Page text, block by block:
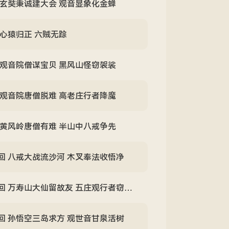
奘秉诚建大会 观音显象化金蝉
猿归正 六贼无踪
音院僧谋宝贝 黑风山怪窃袈裟
音院唐僧脱难 高老庄行者降魔
风岭唐僧有难 半山中八戒争先
八戒大战流沙河 木叉奉法收悟净
寿山大仙留故友 五庄观行者窃人参
孙悟空三岛求方 观世音甘泉活树